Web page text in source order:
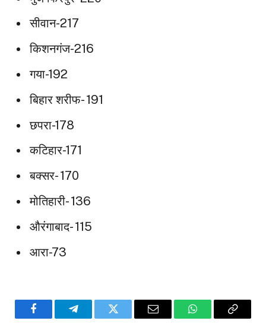
सीवान-217
किशनगंज-216
गया-192
बिहार शरीफ- 191
छपरा-178
कटिहार-171
बक्सर- 170
मोतिहारी- 136
औरंगाबाद- 115
आरा-73
FacebookTelegramTwitter Email WhatsAppCopy